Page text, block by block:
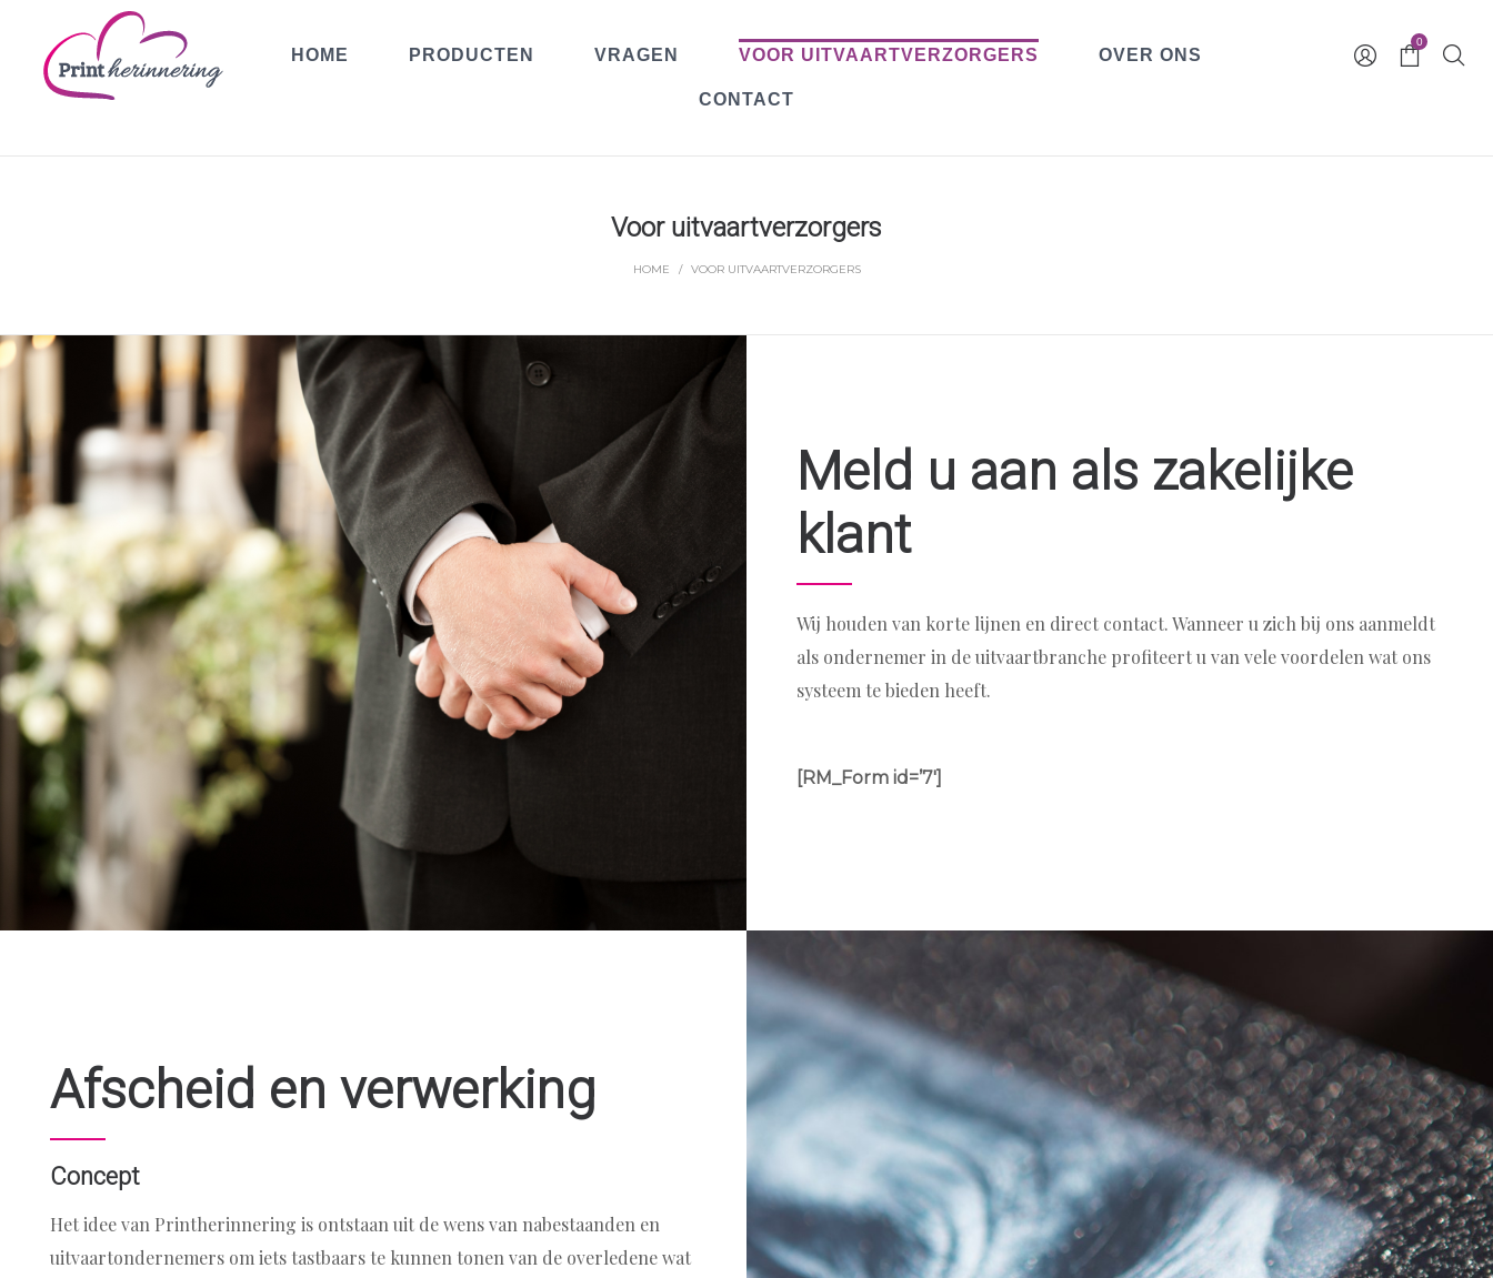
HOME PRODUCTEN VRAGEN VOOR UITVAARTVERZORGERS OVER ONS
CONTACT
0
Voor uitvaartverzorgers
HOME / VOOR UITVAARTVERZORGERS
Meld u aan als zakelijke
klant
Wij houden van korte lijnen en direct contact. Wanneer u zich bij ons aanmeldt
als ondernemer in de uitvaartbranche profiteert u van vele voordelen wat ons
systeem te bieden heeft.
[RM_Form id=’7′]
Afscheid en verwerking
Concept
Het idee van Printherinnering is ontstaan uit de wens van nabestaanden en
uitvaartondernemers om iets tastbaars te kunnen tonen van de overledene wat